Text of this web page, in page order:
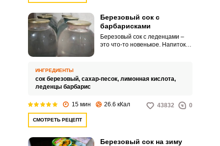
Березовый сок с
барбарисками
Березовый сок с леденцами –
это что-то новенькое. Напиток
ИНГРЕДИЕНТЫ
сок березовый, сахар-песок, лимонная кислота,
леденцы барбарис
15 мин 26.6 кКал 43832 0
СМОТРЕТЬ РЕЦЕПТ
Березовый сок на зиму